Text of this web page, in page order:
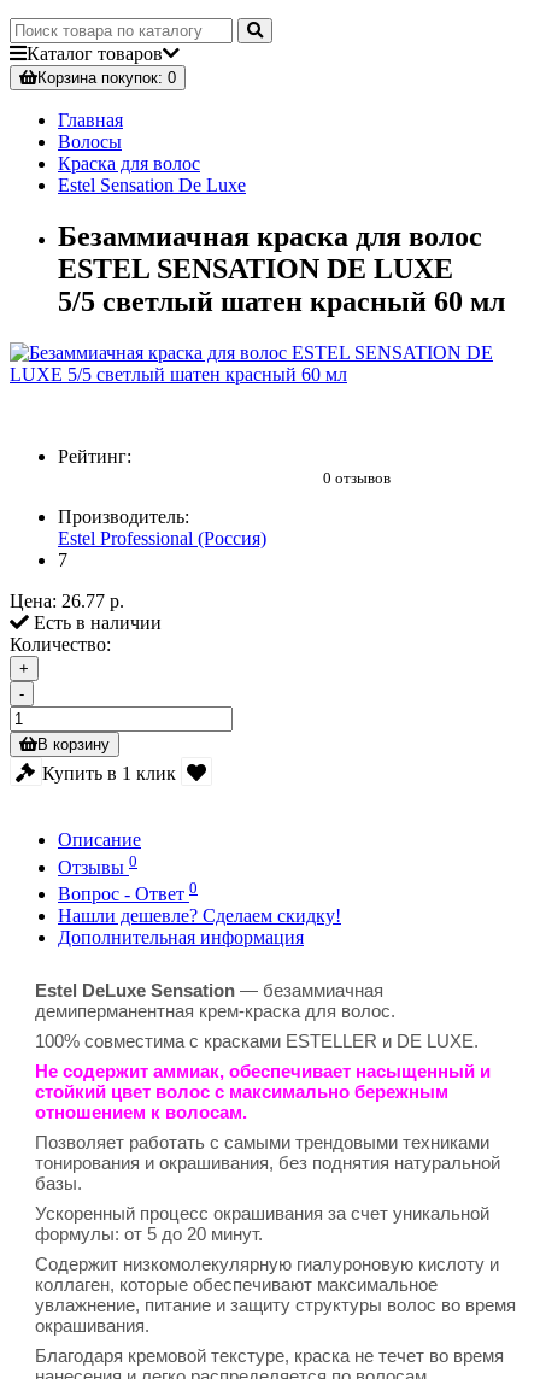
Каталог товаров
Корзинапокупок: 0
Главная
Волосы
Краска для волос
Estel Sensation De Luxe
Безаммиачная краска для волос
ESTEL SENSATION DE LUXE
5/5 светлый шатен красный 60 мл
Рейтинг:
0 отзывов
Производитель:
Estel Professional (Россия)
7
Цена: 26.77 р.
Есть в наличии
Количество:
+
-
В корзину
Купить в 1 клик
Описание
Отзывы 0
Вопрос - Ответ 0
Нашли дешевле? Сделаем скидку!
Дополнительная информация
Estel DeLuxe Sensation — безаммиачная
демиперманентная крем-краска для волос.
100% совместима с красками ESTELLER и DE LUXE.
Не содержит аммиак, обеспечивает насыщенный и
стойкий цвет волос с максимально бережным
отношением к волосам.
Позволяет работать с самыми трендовыми техниками
тонирования и окрашивания, без поднятия натуральной
базы.
Ускоренный процесс окрашивания за счет уникальной
формулы: от 5 до 20 минут.
Содержит низкомолекулярную гиалуроновую кислоту и
коллаген, которые обеспечивают максимальное
увлажнение, питание и защиту структуры волос во время
окрашивания.
Благодаря кремовой текстуре, краска не течет во время